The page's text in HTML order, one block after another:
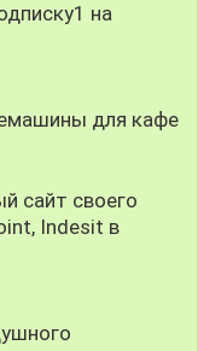
на
для кафе
сайт своего
Indesit в